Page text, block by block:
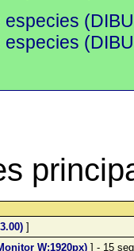
]
W:1920px) ] - 15